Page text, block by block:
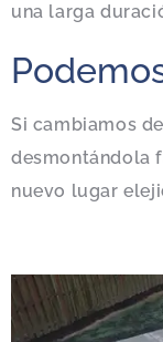
una larga
Si cambiamos
desmontándola
nuevo lugar